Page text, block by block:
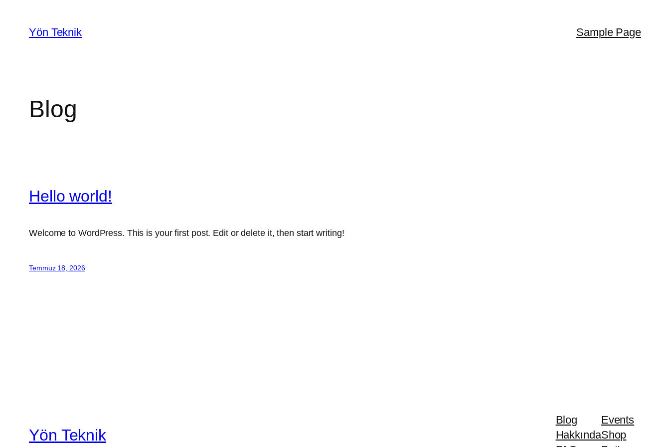
Yön Teknik Sample Page
Blog
Hello world!
Welcome to WordPress. This is your first post. Edit or delete it, then start writing!
Temmuz 18, 2026
Yön Teknik
Blog
Hakkında
Events
Shop